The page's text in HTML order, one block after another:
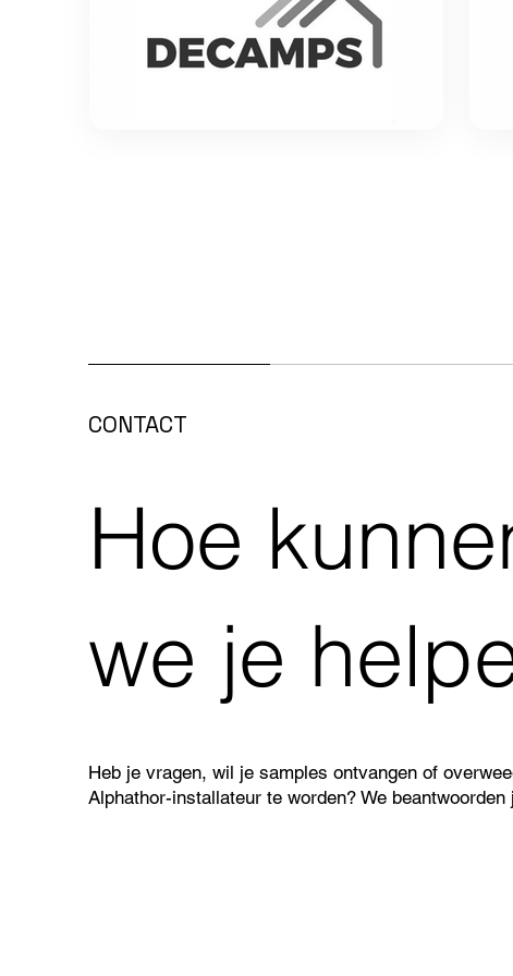
CONTACT
Hoe
we je
Heb je vragen, wil je samples ontvangen of
Alphathor-installateur te worden? We beantwoorden